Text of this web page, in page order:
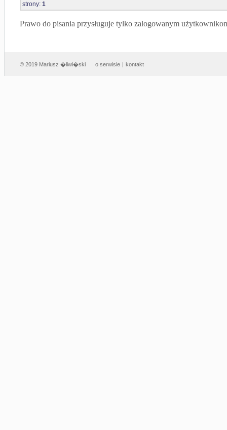
strony: 1
Prawo do pisania przysługuje tylko zalogowanym
© 2019 Mariusz �liwi�ski o serwisie | kontakt